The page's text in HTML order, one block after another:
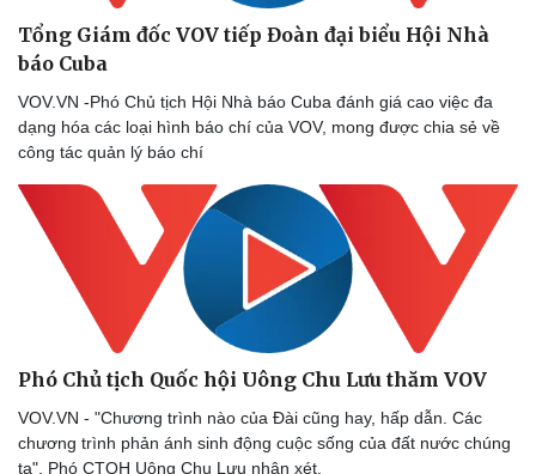
Tổng Giám đốc VOV tiếp Đoàn đại biểu Hội Nhà
báo Cuba
VOV.VN -Phó Chủ tịch Hội Nhà báo Cuba đánh giá cao việc đa
dạng hóa các loại hình báo chí của VOV, mong được chia sẻ về
công tác quản lý báo chí
Phó Chủ tịch Quốc hội Uông Chu Lưu thăm VOV
VOV.VN - "Chương trình nào của Đài cũng hay, hấp dẫn. Các
chương trình phản ánh sinh động cuộc sống của đất nước chúng
ta", Phó CTQH Uông Chu Lưu nhận xét.